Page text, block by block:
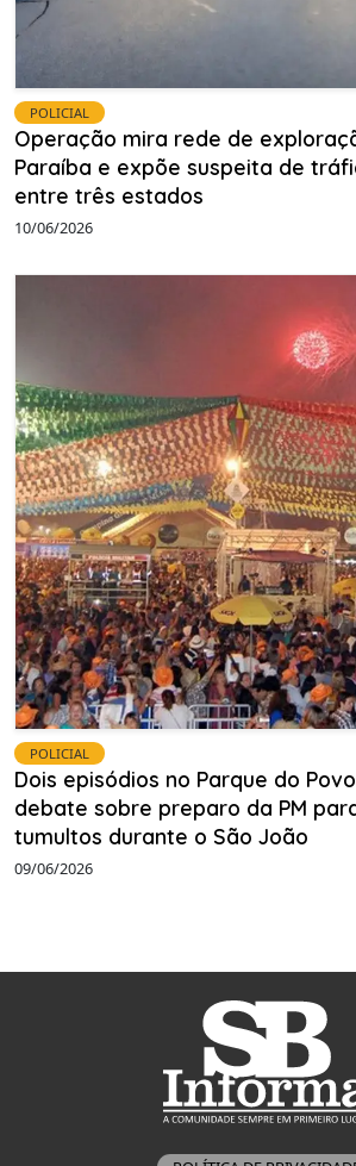
POLICIAL
Operação mira rede de
Paraíba e expõe suspeita de
entre três estados
10/06/2026
POLICIAL
Dois episódios no Parque do
debate sobre preparo da PM
tumultos durante o São João
09/06/2026